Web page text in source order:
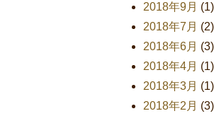
2018年9月 (1)
2018年7月 (2)
2018年6月 (3)
2018年4月 (1)
2018年3月 (1)
2018年2月 (3)